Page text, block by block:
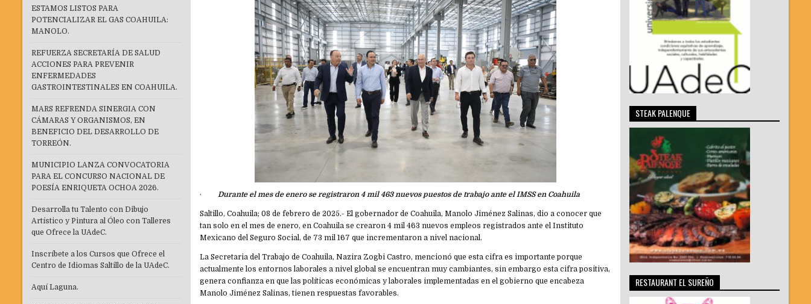
·Durante el mes de enero se registraron 4 mil 463 nuevos puestos de trabajo ante el IMSS en Coahuila
Saltillo, Coahuila; 08 de febrero de 2025.- El gobernador de Coahuila, Manolo Jiménez Salinas, dio a conocer que
tan solo en el mes de enero, en Coahuila se crearon 4 mil 463 nuevos empleos registrados ante el Instituto
Mexicano del Seguro Social, de 73 mil 167 que incrementaron a nivel nacional.
La Secretaria del Trabajo de Coahuila, Nazira Zogbi Castro, mencionó que esta cifra es importante porque
actualmente los entornos laborales a nivel global se encuentran muy cambiantes, sin embargo esta cifra positiva,
genera confianza en que las políticas económicas y laborales implementadas en el gobierno que encabeza
Manolo Jiménez Salinas, tienen respuestas favorables.
ESTAMOS LISTOS PARA
POTENCIALIZAR EL GAS COAHUILA:
MANOLO.
REFUERZA SECRETARÍA DE SALUD
ACCIONES PARA PREVENIR
ENFERMEDADES
GASTROINTESTINALES EN COAHUILA.
MARS REFRENDA SINERGIA CON
CÁMARAS Y ORGANISMOS, EN
BENEFICIO DEL DESARROLLO DE
TORREÓN.
MUNICIPIO LANZA CONVOCATORIA
PARA EL CONCURSO NACIONAL DE
POESÍA ENRIQUETA OCHOA 2026.
Desarrolla tu Talento con Dibujo
Artístico y Pintura al Óleo con Talleres
que Ofrece la UAdeC.
Inscríbete a los Cursos que Ofrece el
Centro de Idiomas Saltillo de la UAdeC.
Aquí Laguna.
STEAK PALENQUE
RESTAURANT EL SUREÑO